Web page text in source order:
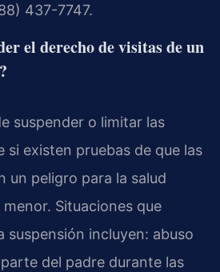
437-7747.
el derecho de visitas de un
suspender o limitar las
si existen pruebas de que las
un peligro para la salud
Situaciones que
suspensión incluyen: abuso
del padre durante las